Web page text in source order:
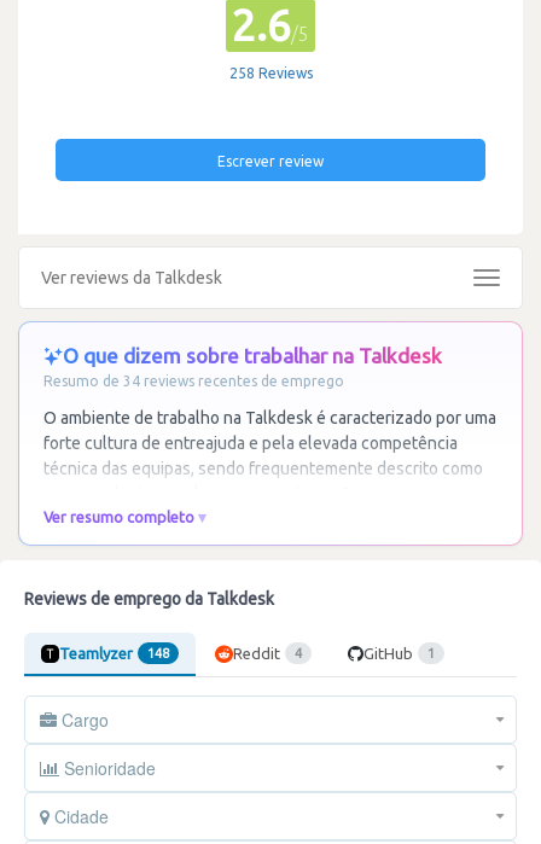
2.6/5
258 Reviews
Escrever review
Ver reviews da Talkdesk
Toggle
O que dizem sobre trabalhar na Talkdesk
Resumo de 34 reviews recentes de emprego
O ambiente de trabalho na Talkdesk é caracterizado por uma
forte cultura de entreajuda e pela elevada competência
técnica das equipas, sendo frequentemente descrito como
Ver resumo completo
Reviews de emprego da Talkdesk
Teamlyzer 148 Reddit 4 GitHub 1
Cargo
Senioridade
Cidade